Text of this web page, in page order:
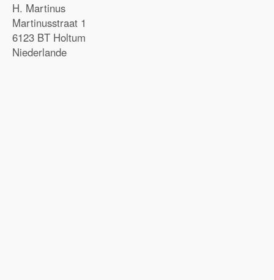
H. Martinus
Martinusstraat 1
6123 BT Holtum
Niederlande